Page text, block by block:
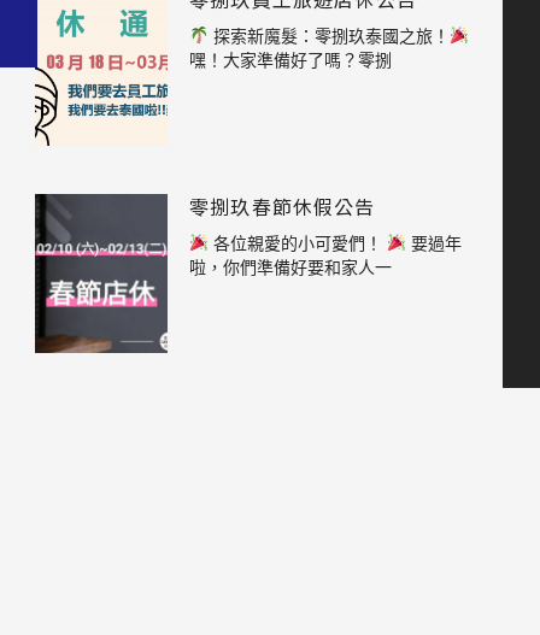
探索新魔髮：零捌玖泰國之旅！
嘿！大家準備好了嗎？零捌
零捌玖春節休假公告
各位親愛的小可愛們！
要過年
啦，你們準備好要和家人一